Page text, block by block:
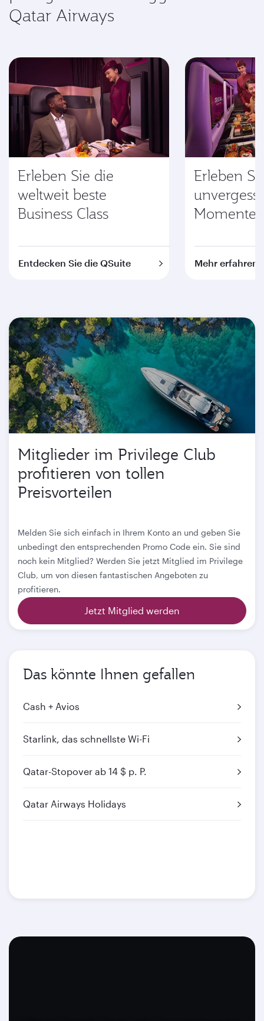
Qatar Airways
Erleben Sie die
weltweit beste
Business Class
Entdecken Sie die QSuite
Erleben
Momente
Mehr erfahren
Mitglieder im Privilege Club
profitieren von tollen
Preisvorteilen
Melden Sie sich einfach in Ihrem Konto an und geben Sie
unbedingt den entsprechenden Promo Code ein. Sie sind
noch kein Mitglied? Werden Sie jetzt Mitglied im Privilege
Club, um von diesen fantastischen Angeboten zu
profitieren.
Jetzt Mitglied werden
Das könnte Ihnen gefallen
Cash + Avios
Starlink, das schnellste Wi-Fi
Qatar-Stopover ab 14 $ p. P.
Qatar Airways Holidays